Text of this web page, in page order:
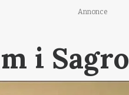
Annonce
i Sagro